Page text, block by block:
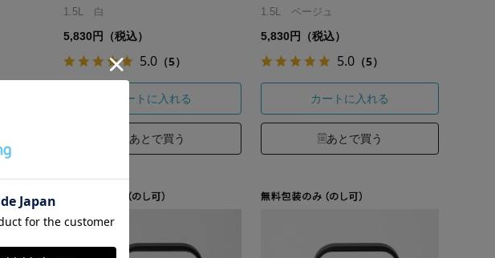
1.5L 白
5,830円（税込）
5.0 （5）
カートに入れる
あとで買う
1.5L ベージュ
5,830円（税込）
5.0 （5）
カートに入れる
あとで買う